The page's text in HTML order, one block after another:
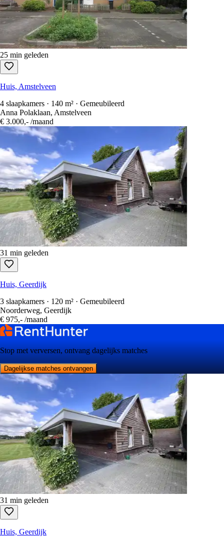
25 min geleden
Huis, Amstelveen
4 slaapkamers · 140 m² · Gemeubileerd
Anna Polaklaan, Amstelveen
€ 3.000,- /maand
31 min geleden
Huis, Geerdijk
3 slaapkamers · 120 m² · Gemeubileerd
Noorderweg, Geerdijk
€ 975,- /maand
Stop met verversen, ontvang dagelijks matches
Dagelijkse matches ontvangen
31 min geleden
Huis, Geerdijk